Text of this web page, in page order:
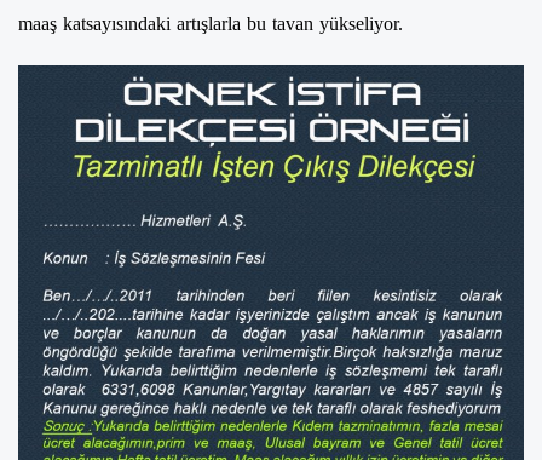
maaş katsayısındaki artışlarla bu tavan yükseliyor.